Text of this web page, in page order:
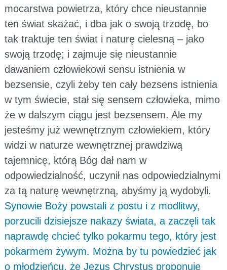
mocarstwa powietrza, który chce nieustannie
ten świat skażać, i dba jak o swoją trzodę, bo
tak traktuje ten świat i naturę cielesną – jako
swoją trzodę; i zajmuje się nieustannie
dawaniem człowiekowi sensu istnienia w
bezsensie, czyli żeby ten cały bezsens istnienia
w tym świecie, stał się sensem człowieka, mimo
że w dalszym ciągu jest bezsensem. Ale my
jesteśmy już wewnętrznym człowiekiem, który
widzi w naturze wewnętrznej prawdziwą
tajemnicę, którą Bóg dał nam w
odpowiedzialność, uczynił nas odpowiedzialnymi
za tą naturę wewnętrzną, abyśmy ją wydobyli.
Synowie Boży powstali z postu i z modlitwy,
porzucili dzisiejsze nakazy świata, a zaczęli tak
naprawdę chcieć tylko pokarmu tego, który jest
pokarmem żywym. Można by tu powiedzieć jak
o młodzieńcu, że Jezus Chrystus proponuje